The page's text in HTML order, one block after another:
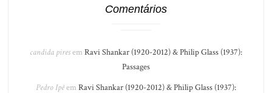
Comentários
candida piresem Ravi Shankar (1920-2012) & Philip Glass (1937):
Passages
Pedro Ipêem Ravi Shankar (1920-2012) & Philip Glass (1937):